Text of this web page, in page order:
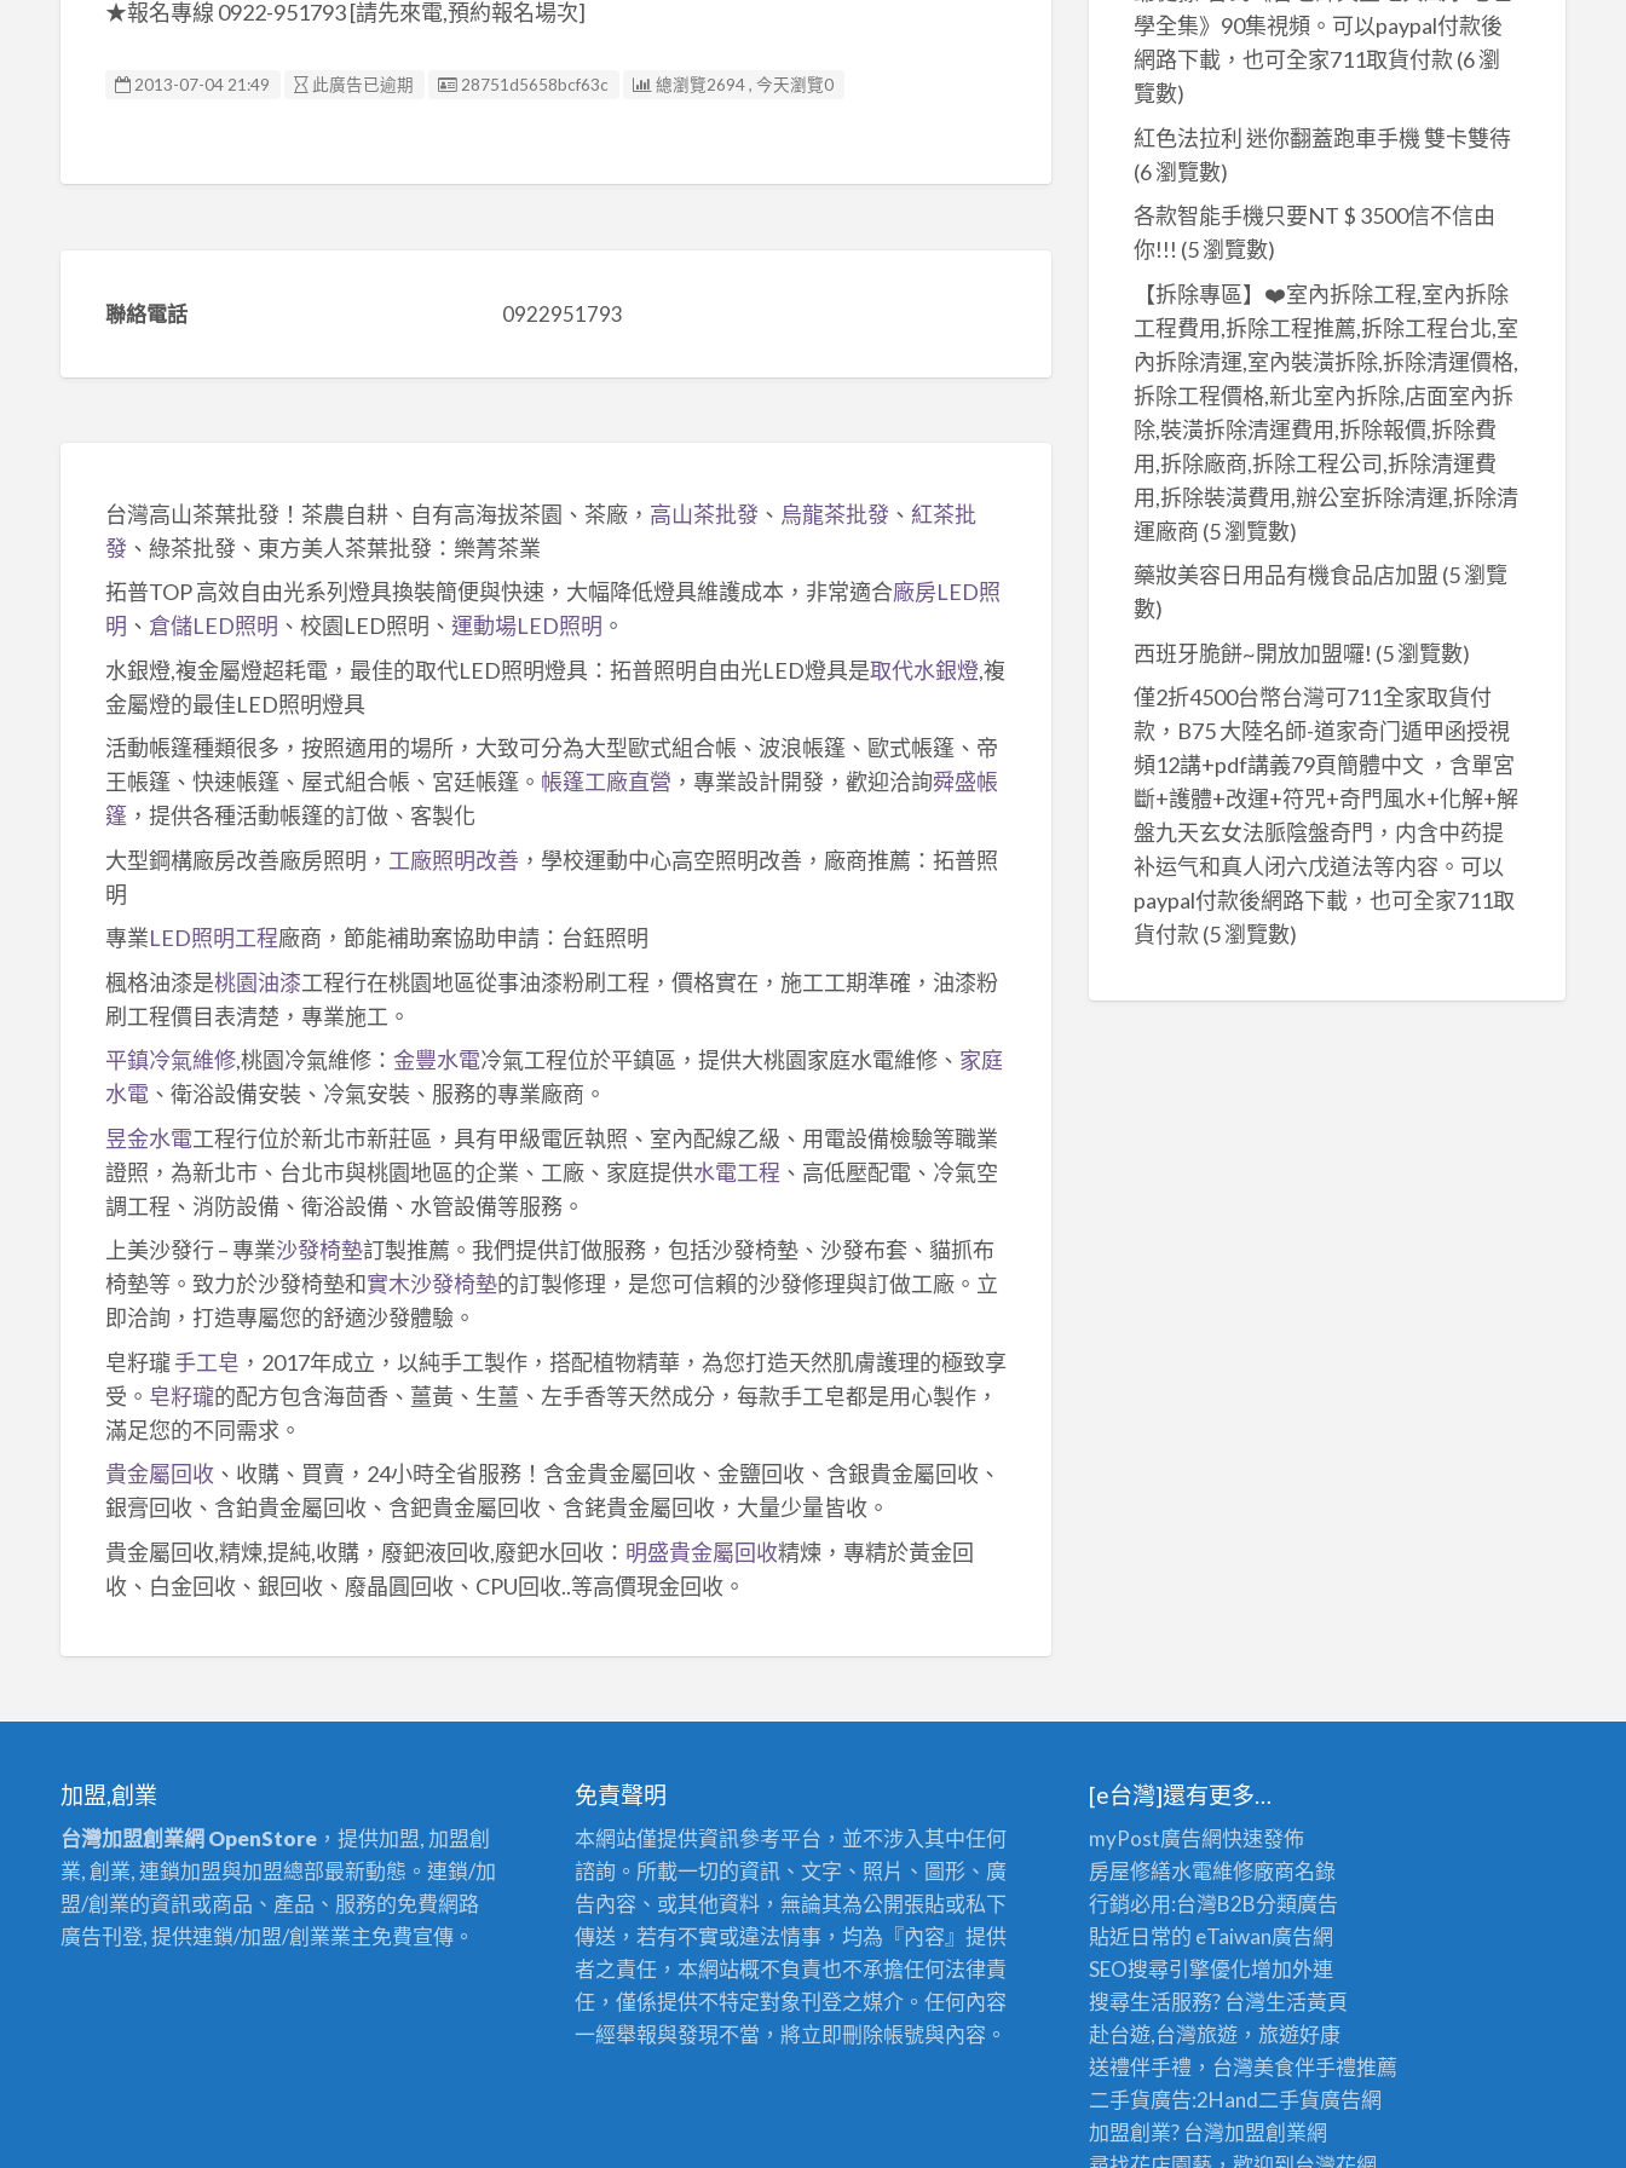
★報名專線 0922-951793 [請先來電,預約報名場次]
2013-07-04 21:49 此廣告已逾期 廣告编號
28751d5658bcf63c 總瀏覽2694 , 今天瀏覽0
聯絡電話 0922951793
台灣高山茶葉批發！茶農自耕、自有高海拔茶園、茶廠， 高山茶批發、 烏龍茶批發、 紅茶批
發、綠茶批發、東方美人茶葉批發：樂菁茶業
拓普TOP 高效自由光系列燈具換裝簡便與快速，大幅降低燈具維護成本，非常適合廠房LED照
明 、 倉儲LED照明 、校園LED照明、 運動場LED照明 。
水銀燈,複金屬燈超耗電，最佳的取代LED照明燈具：拓普照明自由光LED燈具是取代水銀燈,複
金屬燈的最佳LED照明燈具
活動帳篷種類很多，按照適用的場所，大致可分為大型歐式組合帳、波浪帳篷、歐式帳篷、帝
王帳篷、快速帳篷、屋式組合帳、宮廷帳篷。 帳篷工廠直營 ，專業設計開發，歡迎洽詢舜盛帳
篷，提供各種活動帳篷的訂做、客製化
大型鋼構廠房改善廠房照明， 工廠照明改善，學校運動中心高空照明改善，廠商推薦：拓普照
明
專業LED照明工程廠商，節能補助案協助申請：台鈺照明
楓格油漆是桃園油漆工程行在桃園地區從事油漆粉刷工程，價格實在，施工工期準確，油漆粉
刷工程價目表清楚，專業施工。
平鎮冷氣維修,桃園冷氣維修： 金豐水電冷氣工程位於平鎮區，提供大桃園家庭水電維修、 家庭
水電、衛浴設備安裝、冷氣安裝、服務的專業廠商。
昱金水電工程行位於新北市新莊區，具有甲級電匠執照、室內配線乙級、用電設備檢驗等職業
證照，為新北市、台北市與桃園地區的企業、工廠、家庭提供水電工程 、高低壓配電、冷氣空
調工程、消防設備、衛浴設備、水管設備等服務。
上美沙發行 – 專業沙發椅墊訂製推薦。我們提供訂做服務，包括沙發椅墊、沙發布套、貓抓布
椅墊等。致力於沙發椅墊和實木沙發椅墊的訂製修理，是您可信賴的沙發修理與訂做工廠。立
即洽詢，打造專屬您的舒適沙發體驗。
皂籽瓏手工皂 ，2017年成立，以純手工製作，搭配植物精華，為您打造天然肌膚護理的極致享
受。 皂籽瓏的配方包含海茴香、薑黃、生薑、左手香等天然成分，每款手工皂都是用心製作，
滿足您的不同需求。
貴金屬回收、收購、買賣，24小時全省服務！含金貴金屬回收、金鹽回收、含銀貴金屬回收、
銀膏回收、含鉑貴金屬回收、含鈀貴金屬回收、含銠貴金屬回收，大量少量皆收。
貴金屬回收,精煉,提純,收購，廢鈀液回收,廢鈀水回收： 明盛貴金屬回收精煉，專精於黃金回
收、白金回收、銀回收、廢晶圓回收、CPU回收..等高價現金回收。
學全集》90集視頻。可以paypal付款後
網路下載，也可全家711取貨付款 (6 瀏
覽數)
紅色法拉利 迷你翻蓋跑車手機 雙卡雙待
(6 瀏覽數)
各款智能手機只要NT $ 3500信不信由
你!!! (5 瀏覽數)
【拆除專區】❤️室內拆除工程,室內拆除
工程費用,拆除工程推薦,拆除工程台北,室
內拆除清運,室內裝潢拆除,拆除清運價格,
拆除工程價格,新北室內拆除,店面室內拆
除,裝潢拆除清運費用,拆除報價,拆除費
用,拆除廠商,拆除工程公司,拆除清運費
用,拆除裝潢費用,辦公室拆除清運,拆除清
運廠商 (5 瀏覽數)
藥妝美容日用品有機食品店加盟 (5 瀏覽
數)
西班牙脆餅~開放加盟囉! (5 瀏覽數)
僅2折4500台幣台灣可711全家取貨付
款，B75 大陸名師-道家奇门遁甲函授視
頻12講+pdf講義79頁簡體中文 ，含單宮
斷+護體+改運+符咒+奇門風水+化解+解
盤九天玄女法脈陰盤奇門，内含中药提
补运气和真人闭六戊道法等内容。可以
paypal付款後網路下載，也可全家711取
貨付款 (5 瀏覽數)
加盟,創業
台灣加盟創業網 OpenStore ，提供加盟, 加盟創
業, 創業, 連鎖加盟與加盟總部最新動態。連鎖/加
盟/創業的資訊或商品、產品、服務的免費網路
廣告刊登, 提供連鎖/加盟/創業業主免費宣傳。
免責聲明
本網站僅提供資訊參考平台，並不涉入其中任何
諮詢。所載一切的資訊、文字、照片、圖形、廣
告內容、或其他資料，無論其為公開張貼或私下
傳送，若有不實或違法情事，均為『內容』提供
者之責任，本網站概不負責也不承擔任何法律責
任，僅係提供不特定對象刊登之媒介。任何內容
一經舉報與發現不當，將立即刪除帳號與內容。
[e台灣]還有更多…
myPost廣告網快速發佈
房屋修繕水電維修廠商名錄
行銷必用:台灣B2B分類廣告
貼近日常的 eTaiwan廣告網
SEO搜尋引擎優化增加外連
搜尋生活服務? 台灣生活黃頁
赴台遊,台灣旅遊 ，旅遊好康
送禮伴手禮，台灣美食伴手禮推薦
二手貨廣告:2Hand二手貨廣告網
加盟創業? 台灣加盟創業網